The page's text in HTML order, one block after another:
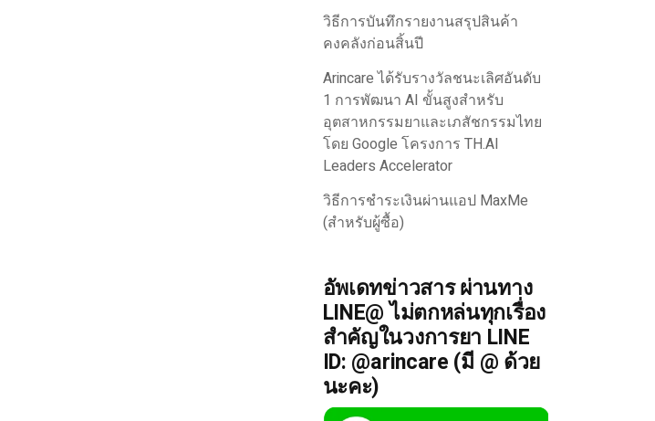
วิธีการบันทึกรายงานสรุปสินค้า
คงคลังก่อนสิ้นปี
Arincare ได้รับรางวัลชนะเลิศอันดับ
1 การพัฒนา AI ขั้นสูงสำหรับ
อุตสาหกรรมยาและเภสัชกรรมไทย
โดย Google โครงการ TH.AI
Leaders Accelerator
วิธีการชำระเงินผ่านแอป MaxMe
(สำหรับผู้ซื้อ)
อัพเดทข่าวสาร ผ่านทาง
LINE@ ไม่ตกหล่นทุกเรื่อง
สำคัญในวงการยา LINE
ID: @arincare (มี @ ด้วย
นะคะ)